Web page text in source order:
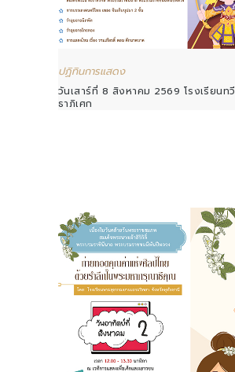
ปฏิทินการแสดง
วันเสาร์ที่ 8 สิงหาคม 2569 โรงเรียนทวี
ธาภิเศก